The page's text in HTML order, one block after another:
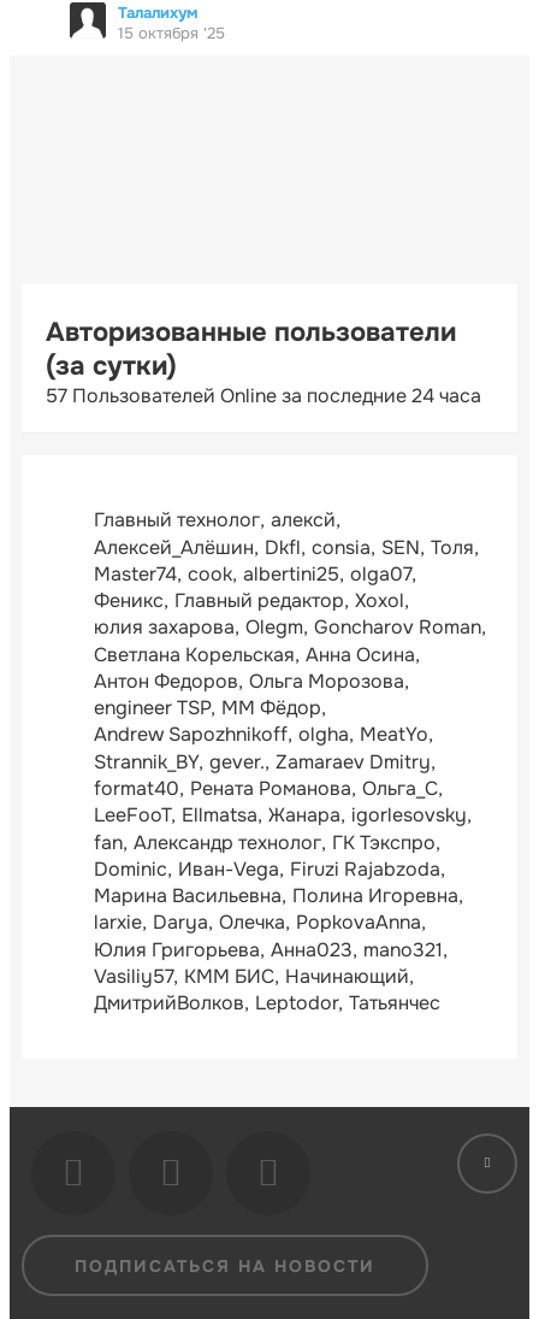
Талалихум
15 октября '25
Авторизованные пользователи
(за сутки)
57 Пользователей Online за последние 24 часа
Главный технолог алексй
Алексей_Алёшин Dkfl consia SEN Толя
Master74 cook albertini25 olga07
Феникс Главный редактор Xoxol
юлия захарова Olegm Goncharov Roman
Светлана Корельская Анна Осина
Антон Федоров Ольга Морозова
engineer TSP ММ Фёдор
Andrew Sapozhnikoff olgha MeatYo
Strannik_BY gever. Zamaraev Dmitry
format40 Рената Романова Ольга_С
LeeFooT Ellmatsa Жанара igorlesovsky
fan Александр технолог ГК Тэкспро
Dominic Иван-Vega Firuzi Rajabzoda
Марина Васильевна Полина Игоревна
larxie Darya Олечка PopkovaAnna
Юлия Григорьева Анна023 mano321
Vasiliy57 КММ БИС Начинающий
ДмитрийВолков Leptodor Татьянчес
ПОДПИСАТЬСЯ НА НОВОСТИ